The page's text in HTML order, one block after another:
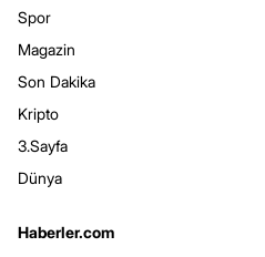
Spor
Magazin
Son Dakika
Kripto
3.Sayfa
Dünya
Haberler.com